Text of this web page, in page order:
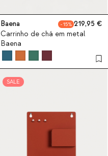
Baena 15
219,95
Carrinho de chá em metal
Baena
SALE